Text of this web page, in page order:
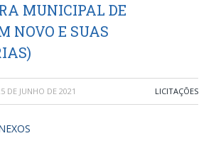
MUNICIPAL DE
NOVO E SUAS
DE JUNHO DE 2021 LICITAÇÕES